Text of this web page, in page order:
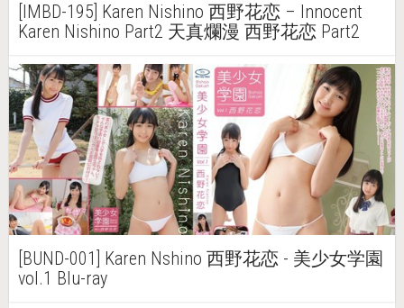
[IMBD-195] Karen Nishino 西野花恋 – Innocent
Karen Nishino Part2 天真爛漫 西野花恋 Part2
[BUND-001] Karen Nshino 西野花恋 - 美少女学園
vol.1 Blu-ray